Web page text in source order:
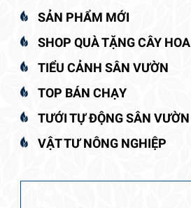
SẢN PHẨM MỚI
SHOP QUÀ TẶNG CÂY HOA
TIỂU CẢNH SÂN VƯỜN
TOP BÁN CHẠY
TƯỚI TỰ ĐỘNG SÂN VƯỜN
VẬT TƯ NÔNG NGHIỆP